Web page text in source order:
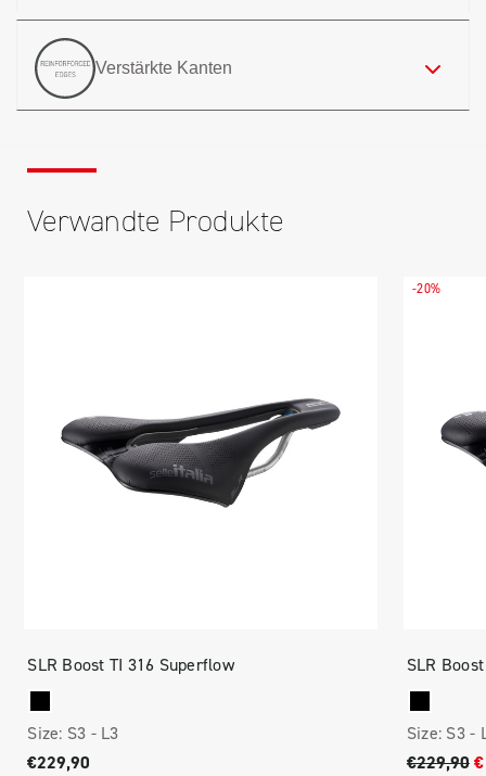
Verstärkte Kanten
Verwandte Produkte
SLR Boost TI 316 Superflow
Size: S3 - L3
€229,90
-20%
SLR
Size: S3 -
€229,90